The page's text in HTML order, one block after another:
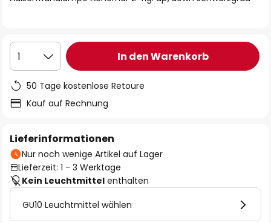
1 In den Warenkorb
50 Tage kostenlose Retoure
Kauf auf Rechnung
Lieferinformationen
Nur noch wenige Artikel auf Lager
Lieferzeit: 1 - 3 Werktage
Kein Leuchtmittel enthalten
GU10 Leuchtmittel wählen